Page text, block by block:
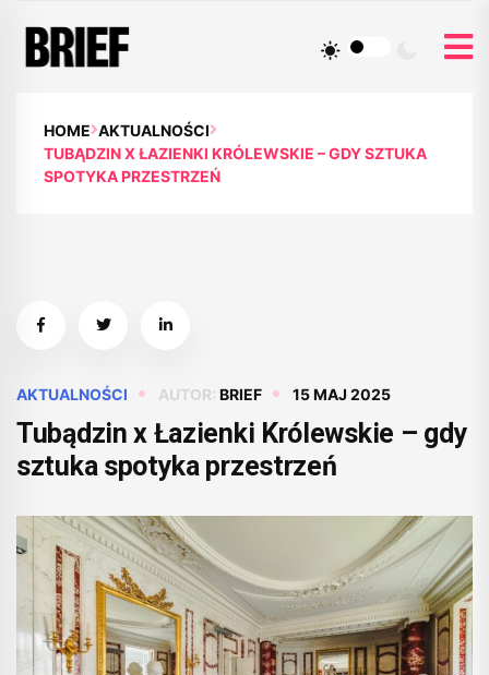
HOME AKTUALNOŚCI
TUBĄDZIN X ŁAZIENKI KRÓLEWSKIE – GDY SZTUKA
SPOTYKA PRZESTRZEŃ
AKTUALNOŚCI AUTOR: BRIEF 15 MAJ 2025
Tubądzin x Łazienki Królewskie – gdy
sztuka spotyka przestrzeń